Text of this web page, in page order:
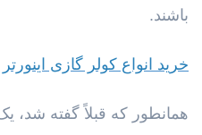
باشند.
خرید انواع کولر گازی اینورتر
همانطور که قبلاً گفته شد،